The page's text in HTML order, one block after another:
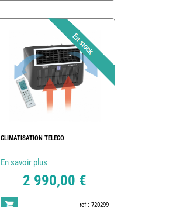
CLIMATISATION TELECO
En savoir plus
2 990,00 €
ref : 720299